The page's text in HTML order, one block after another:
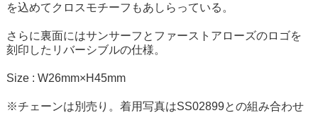
を込めてクロスモチーフもあしらっている。
さらに裏面にはサンサーフとファーストアローズのロゴを
刻印したリバーシブルの仕様。
Size : W26mm×H45mm
※チェーンは別売り。着用写真はSS02899との組み合わせ